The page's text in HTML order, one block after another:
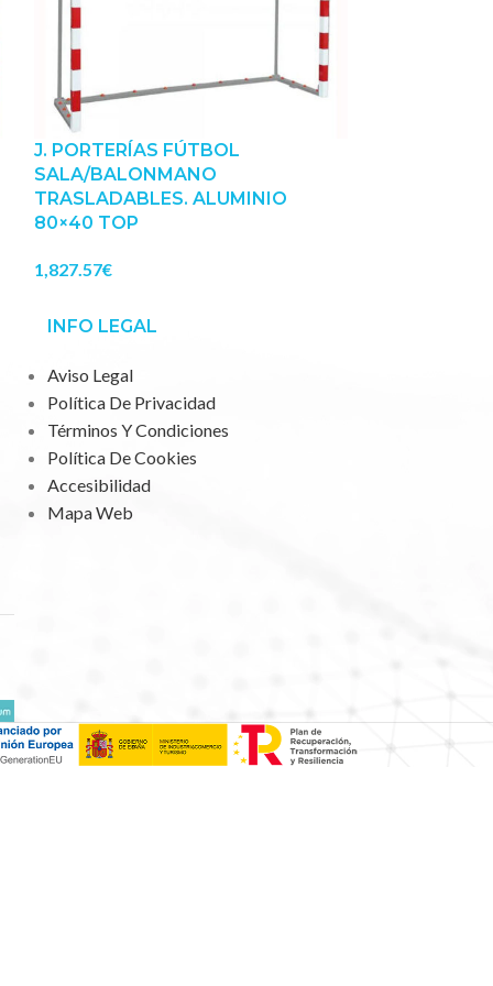
J. PORTERÍAS FÚTBOL
SALA/BALONMANO
TRASLADABLES. ALUMINIO
80×40 TOP
1,827.57€
INFO LEGAL
Aviso Legal
Política De Privacidad
Términos Y Condiciones
Política De Cookies
Accesibilidad
Mapa Web